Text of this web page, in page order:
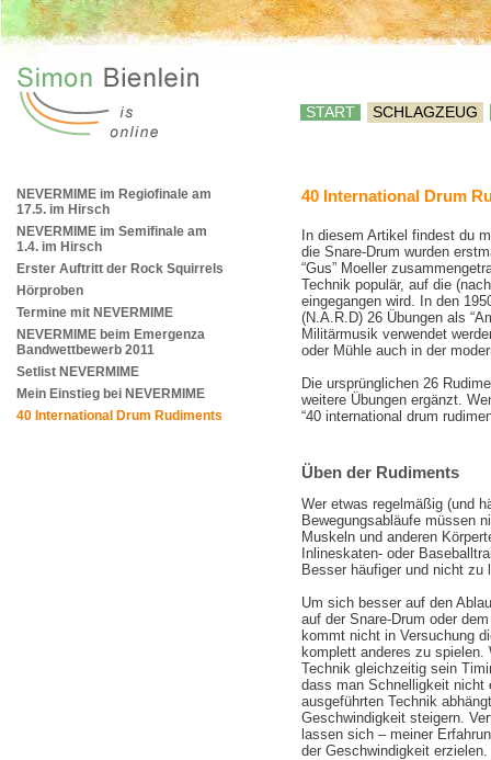
START SCHLAGZEUG
NEVERMIME im Regiofinale am
17.5. im Hirsch
NEVERMIME im Semifinale am
1.4. im Hirsch
Erster Auftritt der Rock Squirrels
Hörproben
Termine mit NEVERMIME
NEVERMIME beim Emergenza
Bandwettbewerb 2011
Setlist NEVERMIME
Mein Einstieg bei NEVERMIME
40 International Drum Rudiments
40 International Drum
In diesem Artikel findest du
die Snare-Drum wurden
“Gus” Moeller
Technik populär, auf die
eingegangen wird. In den
(N.A.R.D) 26 Übungen als
Militärmusik verwendet
oder Mühle auch in der
Die ursprünglichen 26
weitere Übungen ergänzt.
“40 international drum
Üben der Rudiments
Wer etwas regelmäßig (und
Bewegungsabläufe müssen
Muskeln und anderen
Inlineskaten- oder
Besser häufiger und nicht zu
Um sich besser auf den
auf der Snare-Drum oder
kommt nicht in Versuchung
komplett anderes zu
Technik gleichzeitig sein
dass man Schnelligkeit nicht
ausgeführten Technik
Geschwindigkeit steigern.
lassen sich – meiner
der Geschwindigkeit erzielen.